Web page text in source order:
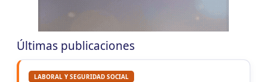
Reg. Unif. Ret. y Perc. Ctes.
Últimas publicaciones
LABORAL Y SEGURIDAD SOCIAL